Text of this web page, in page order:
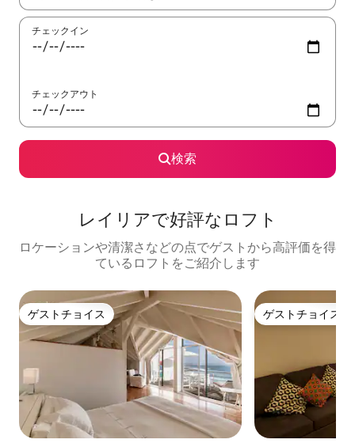
チェックイン
チェックアウト
検索
レイリアで好評なロフト
ロケーションや清潔さなどの点でゲストから高評価を得
ているロフトをご紹介します
ゲストチョイス
ゲストチョイス ゲストチョイス
ゲストチョイス